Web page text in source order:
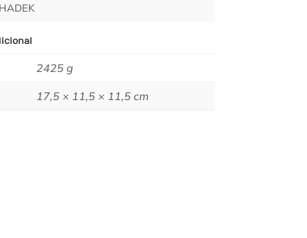
2425 g
17,5 × 11,5 × 11,5 cm